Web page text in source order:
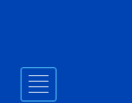
Junior Business
merumuskan